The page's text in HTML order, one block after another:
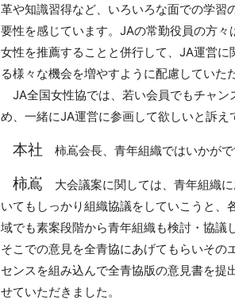
革や知識習得など、いろいろな面での学習
要性を感じています。JAの常勤役員の方々
女性を推薦することと併行して、JA運営に
る様々な機会を増やすように配慮していた
JA全国女性協では、若い会員でもチャン
め、一緒にJA運営に参画して欲しいと訴え
本社 柿嶌会長、青年組織ではいかがで
柿嶌 大会議案に関しては、青年組織に
いてもしっかり組織協議をしていこうと、
域でも素案段階から青年組織も検討・協議し
そこでの意見を全青協にあげてもらいその
センスを組み込んで全青協版の意見書を提
せていただきました。